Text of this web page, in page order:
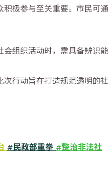
积极参与至关重要。市民可
会组织活动时，需具备辨识
次行动旨在打造规范透明的
#民政部重拳 #整治非法社